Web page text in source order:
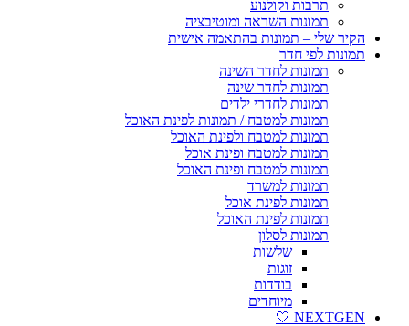
תרבות וקולנוע
תמונות השראה ומוטיבציה
הקיר שלי – תמונות בהתאמה אישית
תמונות לפי חדר
תמונות לחדר השינה
תמונות לחדר שינה
תמונות לחדרי ילדים
תמונות למטבח / תמונות לפינת האוכל
תמונות למטבח ולפינת האוכל
תמונות למטבח ופינת אוכל
תמונות למטבח ופינת האוכל
תמונות למשרד
תמונות לפינת אוכל
תמונות לפינת האוכל
תמונות לסלון
שלשות
זוגות
בודדות
מיוחדים
NEXTGEN 🤍